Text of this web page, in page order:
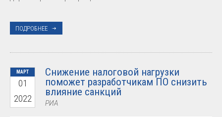
ПОДРОБНЕЕ
МАРТ
01
2022
Снижение налоговой нагрузки
поможет разработчикам ПО снизить
влияние санкций
РИА